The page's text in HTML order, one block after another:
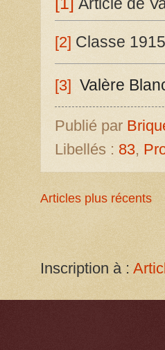
[2] Classe
[3] Valère
Publié par
Libellés : 83,
Articles plus récents
Inscription à :